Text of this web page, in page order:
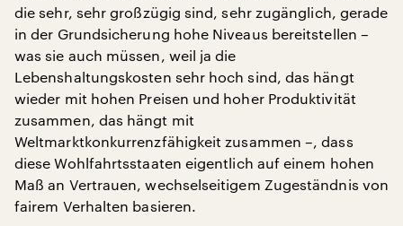
die sehr, sehr großzügig sind, sehr zugänglich, gerade
in der Grundsicherung hohe Niveaus bereitstellen –
was sie auch müssen, weil ja die
Lebenshaltungskosten sehr hoch sind, das hängt
wieder mit hohen Preisen und hoher Produktivität
zusammen, das hängt mit
Weltmarktkonkurrenzfähigkeit zusammen –, dass
diese Wohlfahrtsstaaten eigentlich auf einem hohen
Maß an Vertrauen, wechselseitigem Zugeständnis von
fairem Verhalten basieren.